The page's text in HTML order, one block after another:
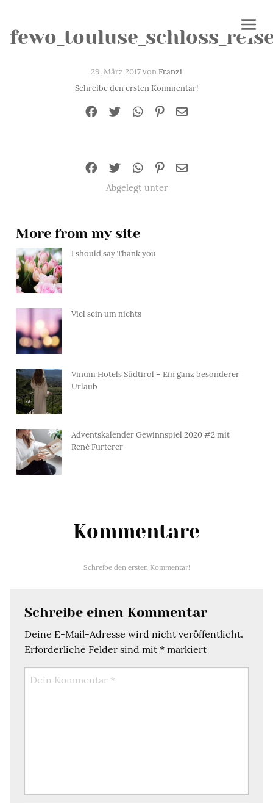
29. März 2017 vonFranzi
Schreibe den ersten Kommentar!
Abgelegt unter
More from my site
I should say Thank you
Viel sein um nichts
Vinum Hotels Südtirol – Ein ganz besonderer
Urlaub
Adventskalender Gewinnspiel 2020 #2 mit
René Furterer
Kommentare
Schreibe den ersten Kommentar!
Schreibe einen Kommentar
Deine E-Mail-Adresse wird nicht veröffentlicht.
Erforderliche Felder sind mit * markiert